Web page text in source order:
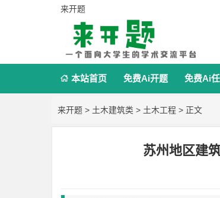
来开题
 本站首页 免费Ai开题 免费Ai
来开题 > 土木建筑类 > 土木工程 > 正文
苏州地区建